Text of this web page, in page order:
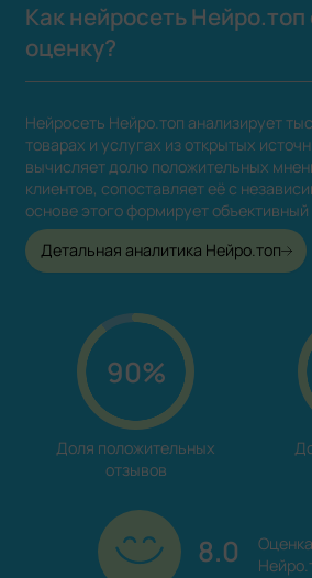
Как нейросеть
оценку?
Нейросеть Нейро.топ анализирует
товарах и услугах из открытых
вычисляет долю положительных
клиентов, сопоставляет её с
основе этого формирует объективный
Детальная аналитика Нейро.топ
90%
Доля положительных
отзывов
8.0